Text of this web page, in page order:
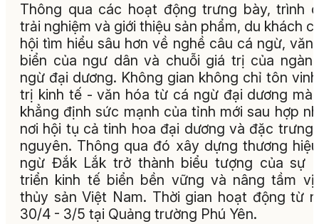
Thông qua các hoạt động trưng bày, trình
trải nghiệm và giới thiệu sản phẩm, du khách
hội tìm hiểu sâu hơn về nghề câu cá ngừ, văn
biển của ngư dân và chuỗi giá trị của
ngừ đại dương. Không gian không chỉ tôn
trị kinh tế - văn hóa từ cá ngừ đại dương mà
khẳng định sức mạnh của tỉnh mới sau hợp
nơi hội tụ cả tinh hoa đại dương và đặc trưng
nguyên. Thông qua đó xây dựng thương
ngừ Đắk Lắk trở thành biểu tượng của sự
triển kinh tế biển bền vững và nâng tầm vị
thủy sản Việt Nam. Thời gian hoạt động từ
30/4 - 3/5 tại Quảng trường Phú Yên.